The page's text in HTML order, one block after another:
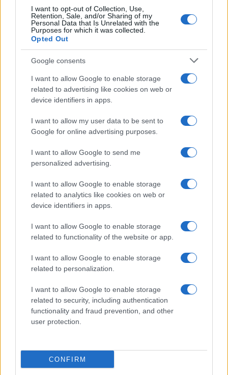
I want to opt-out of Collection, Use,
Retention, Sale, and/or Sharing of my
Personal Data that Is Unrelated with the
Purposes for which it was collected.
Opted Out
Google consents
I want to allow Google to enable storage
related to advertising like cookies on web or
device identifiers in apps.
I want to allow my user data to be sent to
Google for online advertising purposes.
I want to allow Google to send me
personalized advertising.
I want to allow Google to enable storage
related to analytics like cookies on web or
device identifiers in apps.
I want to allow Google to enable storage
related to functionality of the website or app.
I want to allow Google to enable storage
related to personalization.
I want to allow Google to enable storage
related to security, including authentication
functionality and fraud prevention, and other
user protection.
CONFIRM
Jutro, ki ga Koroška ne bo nikoli
pozabila: Tri leta od uničujoče
Poziv k racionalni uporabi pitne
vode v MO Slovenj Gradec in
Občini Mislinja
Obratovanje bazenov
Aqualatio prilagojeno
vremenskim razmeram
Poziv k racionalni uporabi pitne
vode v MO Slovenj Gradec in
Do konca septembra delna in
občasno popolna zapora ceste
Do sredine avgusta popolna
zapora ceste Vuzenica-Sv.
Obvestila
Izklop elektrike: 417. Nadzorništvo Vuzenica - Območje Sv.
Anton na Pohorju in Zg. Sv. Vid
pred 1 uro
Izklop elektrike: 419. Nadzorništvo Vuzenica - Območje
Izklop elektrike: 418. Nadzorništvo Slovenj Gradec - Območje
Otiški Vrh